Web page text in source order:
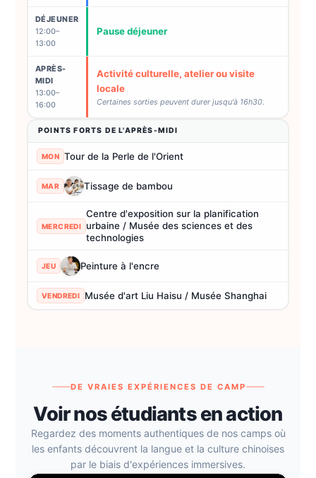
DÉJEUNER
12:00–
13:00
Pause déjeuner
APRÈS-
MIDI
13:00–
16:00
Activité culturelle, atelier ou visite
locale
Certaines sorties peuvent durer jusqu'à 16h30.
POINTS FORTS DE L'APRÈS-MIDI
MON Tour de la Perle de l'Orient
MAR Tissage de bambou
MERCREDI
Centre d'exposition sur la planification
urbaine / Musée des sciences et des
technologies
JEU Peinture à l'encre
VENDREDI Musée d'art Liu Haisu / Musée Shanghai
DE VRAIES EXPÉRIENCES DE CAMP
Voir nos étudiants en action
Regardez des moments authentiques de nos camps où
les enfants découvrent la langue et la culture chinoises
par le biais d'expériences immersives.